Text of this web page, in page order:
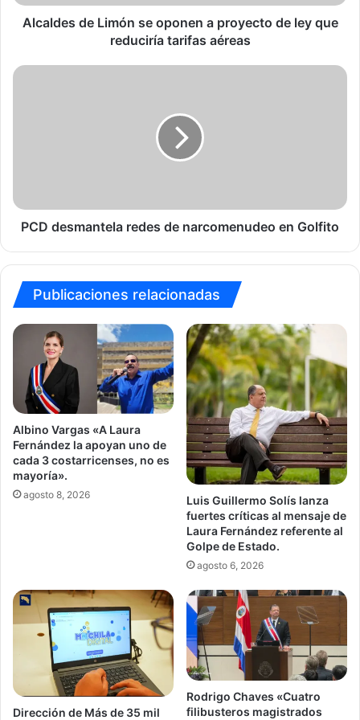
ley
que
aéreas
Alcaldes de Limón se oponen a proyecto de ley que
reduciría tarifas aéreas
PCD
PCD desmantela redes de narcomenudeo en Golfito
Publicaciones relacionadas
Albino Vargas «A Laura
Fernández la apoyan uno de
cada 3 costarricenses, no es
mayoría».
agosto 8, 2026
Luis Guillermo Solís lanza
fuertes críticas al mensaje de
Laura Fernández referente al
Golpe de Estado.
agosto 6, 2026
Dirección de Más de 35 mil
Rodrigo Chaves «Cuatro
filibusteros magistrados